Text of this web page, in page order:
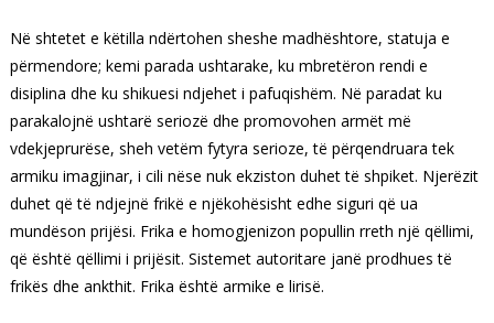
Në shtetet e këtilla ndërtohen sheshe madhështore, statuja e
përmendore; kemi parada ushtarake, ku mbretëron rendi e
disiplina dhe ku shikuesi ndjehet i pafuqishëm. Në paradat ku
parakalojnë ushtarë seriozë dhe promovohen armët më
vdekjeprurëse, sheh vetëm fytyra serioze, të përqendruara tek
armiku imagjinar, i cili nëse nuk ekziston duhet të shpiket. Njerëzit
duhet që të ndjejnë frikë e njëkohësisht edhe siguri që ua
mundëson prijësi. Frika e homogjenizon popullin rreth një qëllimi,
që është qëllimi i prijësit. Sistemet autoritare janë prodhues të
frikës dhe ankthit. Frika është armike e lirisë.